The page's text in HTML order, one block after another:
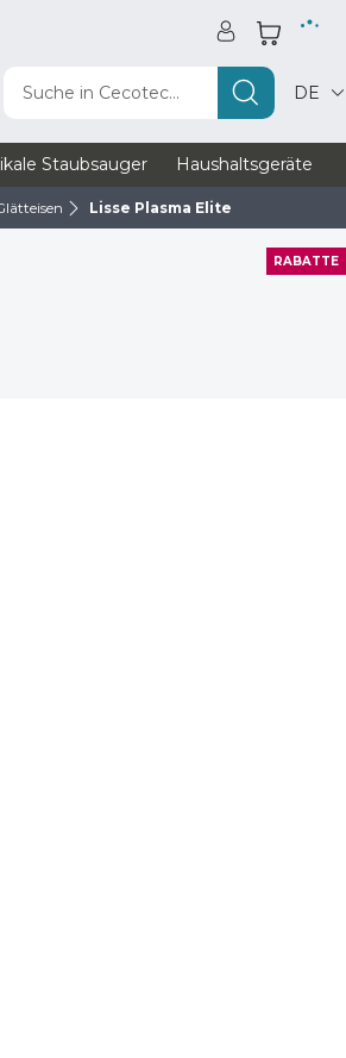
Suche in Cecotec... DE
Staubsauger Haushaltsgeräte
Lisse Plasma Elite
RABATTE